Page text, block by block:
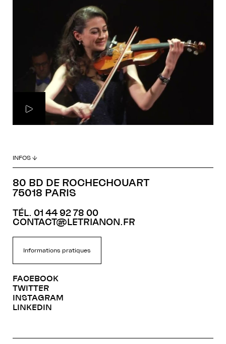
INFOS ↓
80 BD DE ROCHECHOUART
75018 PARIS
TÉL. 01 44 92 78 00
CONTACT@LETRIANON.FR
Informations pratiques
FACEBOOK
TWITTER
INSTAGRAM
LINKEDIN